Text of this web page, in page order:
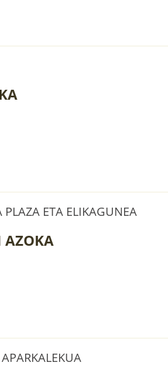
ETA ELIKAGUNEA
AZOKA